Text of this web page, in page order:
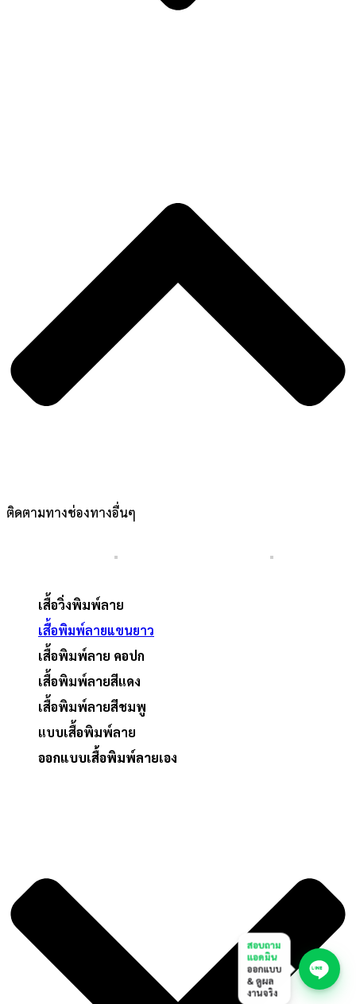
ติดตามทางช่องทางอื่นๆ
เสื้อวิ่งพิมพ์ลาย
เสื้อพิมพ์ลายแขนยาว
เสื้อพิมพ์ลาย คอปก
เสื้อพิมพ์ลายสีแดง
เสื้อพิมพ์ลายสีชมพู
แบบเสื้อพิมพ์ลาย
ออกแบบเสื้อพิมพ์ลายเอง
สอบถาม
แอดมิน
ออกแบบ
& ดูผล
งานจริง